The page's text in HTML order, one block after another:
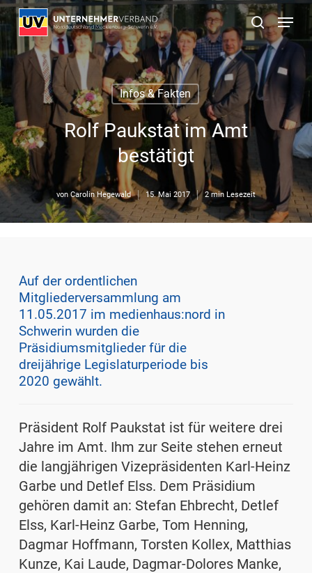
Skip
to
main
content
suchen
Menu
Infos & Fakten
Rolf Paukstat im Amt
bestätigt
von Carolin Hegewald 15. Mai 2017 2 min Lesezeit
Auf der ordentlichen
Mitgliederversammlung am
11.05.2017 im medienhaus:nord in
Schwerin wurden die
Präsidiumsmitglieder für die
dreijährige Legislaturperiode bis
2020 gewählt.
Präsident Rolf Paukstat ist für weitere drei
Jahre im Amt. Ihm zur Seite stehen erneut
die langjährigen Vizepräsidenten Karl-Heinz
Garbe und Detlef Elss. Dem Präsidium
gehören damit an: Stefan Ehbrecht, Detlef
Elss, Karl-Heinz Garbe, Tom Henning,
Dagmar Hoffmann, Torsten Kollex, Matthias
Kunze, Kai Laude, Dagmar-Dolores Manke,